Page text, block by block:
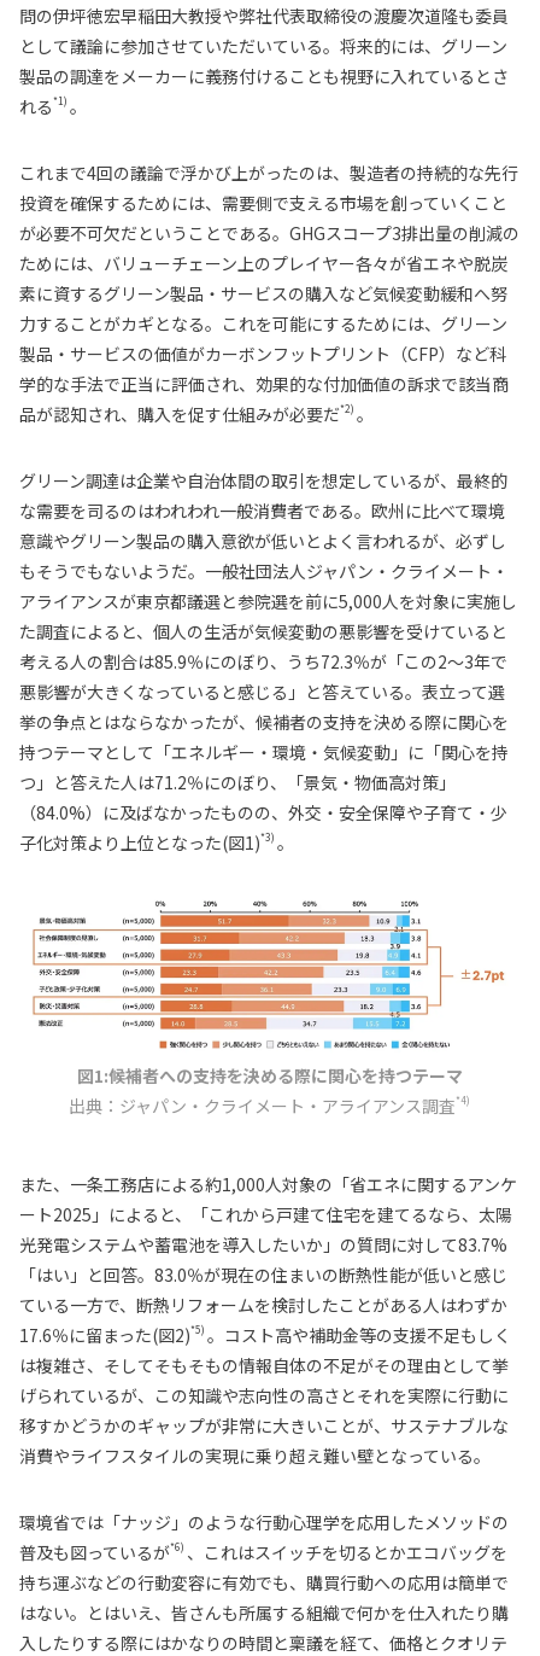
問の伊坪徳宏早稲田大教授や弊社代表取締役の渡慶次道隆も委員
として議論に参加させていただいている。将来的には、グリーン
製品の調達をメーカーに義務付けることも視野に入れているとさ
れる*1) 。
これまで4回の議論で浮かび上がったのは、製造者の持続的な先行
投資を確保するためには、需要側で支える市場を創っていくこと
が必要不可欠だということである。GHGスコープ3排出量の削減の
ためには、バリューチェーン上のプレイヤー各々が省エネや脱炭
素に資するグリーン製品・サービスの購入など気候変動緩和へ努
力することがカギとなる。これを可能にするためには、グリーン
製品・サービスの価値がカーボンフットプリント（CFP）など科
学的な手法で正当に評価され、効果的な付加価値の訴求で該当商
品が認知され、購入を促す仕組みが必要だ*2) 。
グリーン調達は企業や自治体間の取引を想定しているが、最終的
な需要を司るのはわれわれ一般消費者である。欧州に比べて環境
意識やグリーン製品の購入意欲が低いとよく言われるが、必ずし
もそうでもないようだ。一般社団法人ジャパン・クライメート・
アライアンスが東京都議選と参院選を前に5,000人を対象に実施し
た調査によると、個人の生活が気候変動の悪影響を受けていると
考える人の割合は85.9％にのぼり、うち72.3％が「この2～3年で
悪影響が大きくなっていると感じる」と答えている。表立って選
挙の争点とはならなかったが、候補者の支持を決める際に関心を
持つテーマとして「エネルギー・環境・気候変動」に「関心を持
つ」と答えた人は71.2％にのぼり、「景気・物価高対策」
（84.0%）に及ばなかったものの、外交・安全保障や子育て・少
子化対策より上位となった(図1)*3) 。
図1:候補者への支持を決める際に関心を持つテーマ
出典：ジャパン・クライメート・アライアンス調査*4)
また、一条工務店による約1,000人対象の「省エネに関するアンケ
ート2025」によると、「これから戸建て住宅を建てるなら、太陽
光発電システムや蓄電池を導入したいか」の質問に対して83.7%
「はい」と回答。83.0％が現在の住まいの断熱性能が低いと感じ
ている一方で、断熱リフォームを検討したことがある人はわずか
17.6％に留まった(図2)*5) 。コスト高や補助金等の支援不足もしく
は複雑さ、そしてそもそもの情報自体の不足がその理由として挙
げられているが、この知識や志向性の高さとそれを実際に行動に
移すかどうかのギャップが非常に大きいことが、サステナブルな
消費やライフスタイルの実現に乗り超え難い壁となっている。
環境省では「ナッジ」のような行動心理学を応用したメソッドの
普及も図っているが*6) 、これはスイッチを切るとかエコバッグを
持ち運ぶなどの行動変容に有効でも、購買行動への応用は簡単で
はない。とはいえ、皆さんも所属する組織で何かを仕入れたり購
入したりする際にはかなりの時間と稟議を経て、価格とクオリテ